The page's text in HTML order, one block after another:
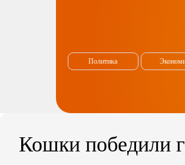
Политика
Кошки победили